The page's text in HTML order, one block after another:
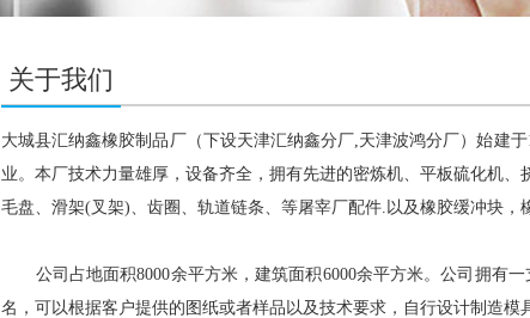
关于我们
大城县汇纳鑫橡胶制品厂（下设天津汇纳鑫分厂,天津波鸿分厂）始建
业。本厂技术力量雄厚，设备齐全，拥有先进的密炼机、平板硫化机、
毛盘、滑架(叉架)、齿圈、轨道链条、等屠宰厂配件.以及橡胶缓冲块，
公司占地面积8000余平方米，建筑面积6000余平方米。公司拥有
名，可以根据客户提供的图纸或者样品以及技术要求，自行设计制造